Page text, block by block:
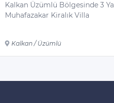
Kalkan Üzümlü Bölgesinde 3
Muhafazakar Kiralık Villa
Kalkan / Üzümlü